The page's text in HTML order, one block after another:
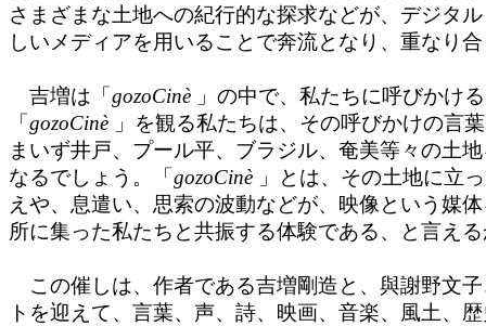
さまざまな土地への紀行的な探求などが、デジタ
しいメディアを用いることで奔流となり、重なり
吉増は「gozoCinè 」の中で、私たちに呼びかけ
「gozoCinè 」を観る私たちは、その呼びかけの言
まいず井戸、プール平、ブラジル、奄美等々の土
なるでしょう。「gozoCinè 」とは、その土地に立
えや、息遣い、思索の波動などが、映像という媒
所に集った私たちと共振する体験である、と言え
この催しは、作者である吉増剛造と、與謝野文
トを迎えて、言葉、声、詩、映画、音楽、風土、